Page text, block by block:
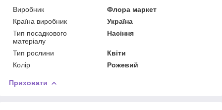
Виробник
Флора маркет
Країна виробник
Україна
Тип посадкового
матеріалу
Насіння
Тип рослини
Квіти
Колір
Рожевий
Приховати